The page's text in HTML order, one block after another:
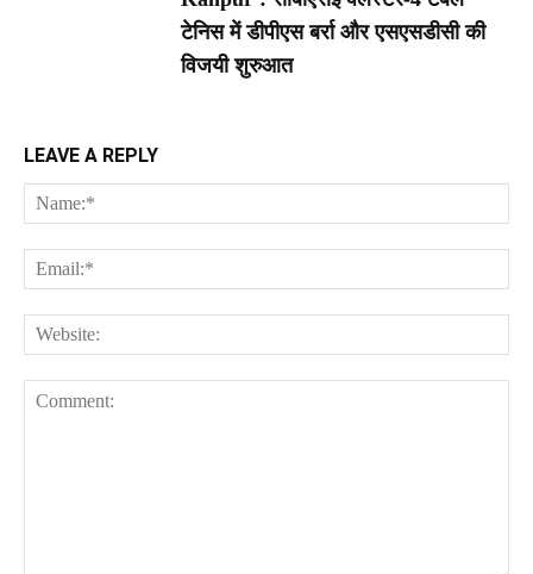
टेनिस में डीपीएस बर्रा और एसएसडीसी की
विजयी शुरुआत
LEAVE A REPLY